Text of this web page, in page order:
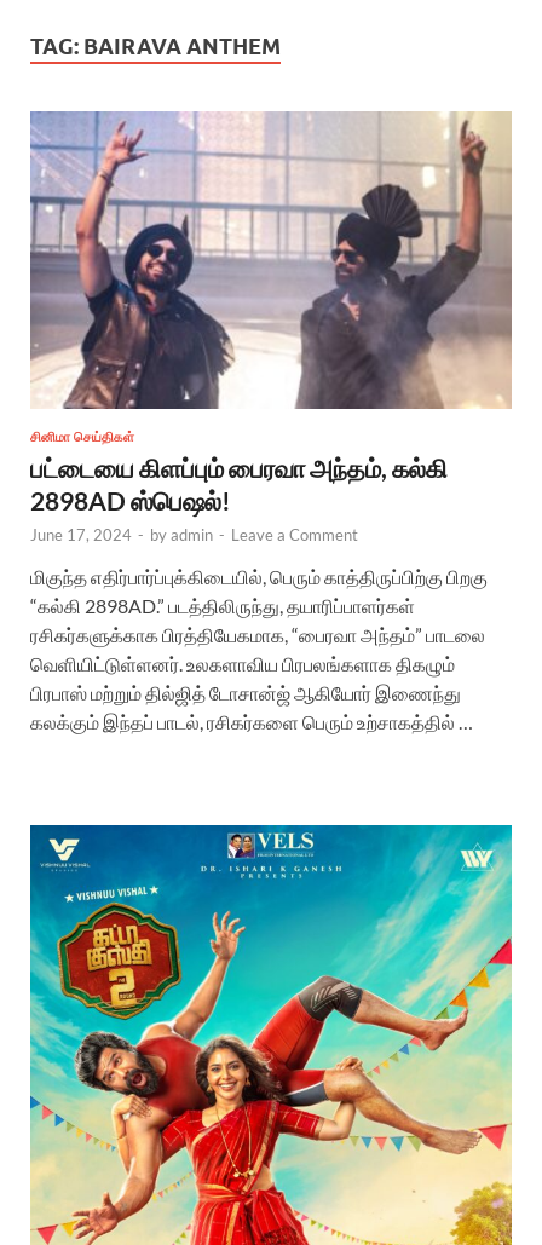
TAG: BAIRAVA ANTHEM
சினிமா செய்திகள்
பட்டையை கிளப்பும் பைரவா அந்தம், கல்கி
2898AD ஸ்பெஷல்!
June 17, 2024 - byadmin - Leave a Comment
மிகுந்த எதிர்பார்ப்புக்கிடையில், பெரும் காத்திருப்பிற்கு பிறகு
“கல்கி 2898AD.” படத்திலிருந்து, தயாரிப்பாளர்கள்
ரசிகர்களுக்காக பிரத்தியேகமாக, “பைரவா அந்தம்” பாடலை
வெளியிட்டுள்ளனர். உலகளாவிய பிரபலங்களாக திகழும்
பிரபாஸ் மற்றும் தில்ஜித் டோசான்ஜ் ஆகியோர் இணைந்து
கலக்கும் இந்தப் பாடல், ரசிகர்களை பெரும் உற்சாகத்தில் …